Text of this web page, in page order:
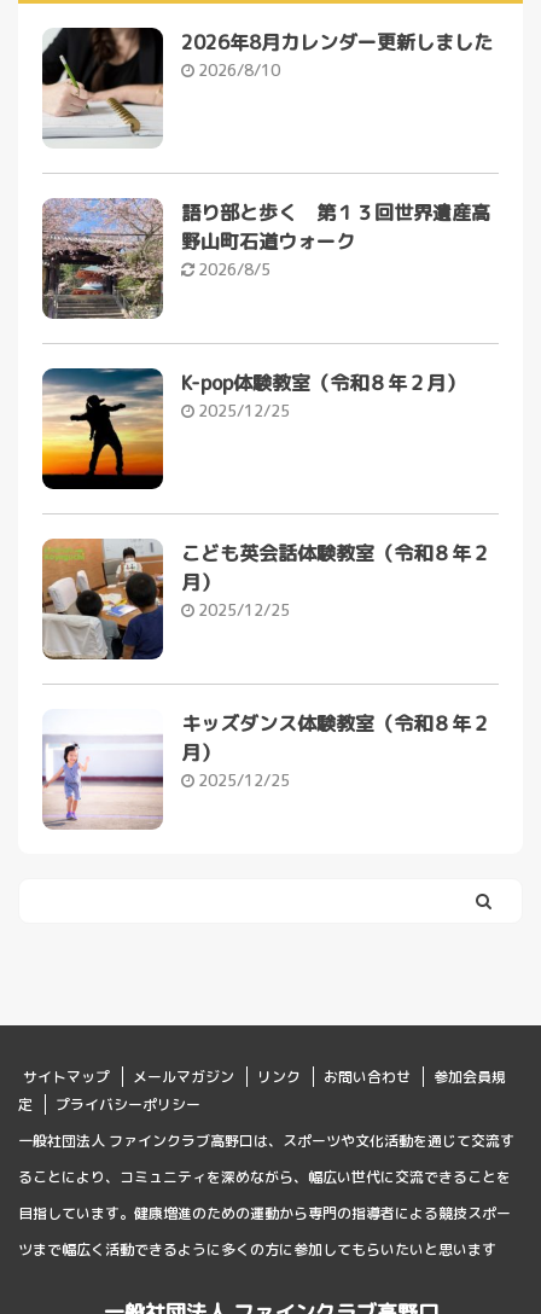
2026年8月カレンダー更新しました
2026/8/10
語り部と歩く 第１３回世界遺産高
野山町石道ウォーク
2026/8/5
K-pop体験教室（令和８年２月）
2025/12/25
こども英会話体験教室（令和８年２
月）
2025/12/25
キッズダンス体験教室（令和８年２
月）
2025/12/25
サイトマップ メールマガジン リンク お問い合わせ
参加会員規
定
プライバシーポリシー
一般社団法人 ファインクラブ高野口は、スポーツや文化活動を通じて交流す
ることにより、コミュニティを深めながら、幅広い世代に交流できることを
目指しています。健康増進のための運動から専門の指導者による競技スポー
ツまで幅広く活動できるように多くの方に参加してもらいたいと思います